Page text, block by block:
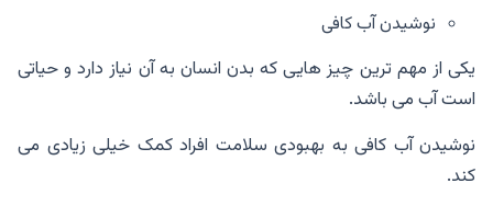
نوشیدن آب کافی
یکی از مهم ترین چیز هایی که بدن انسان به آن نیاز دارد و حیاتی
است آب می باشد.
نوشیدن آب کافی به بهبودی سلامت افراد کمک خیلی زیادی می
کند.